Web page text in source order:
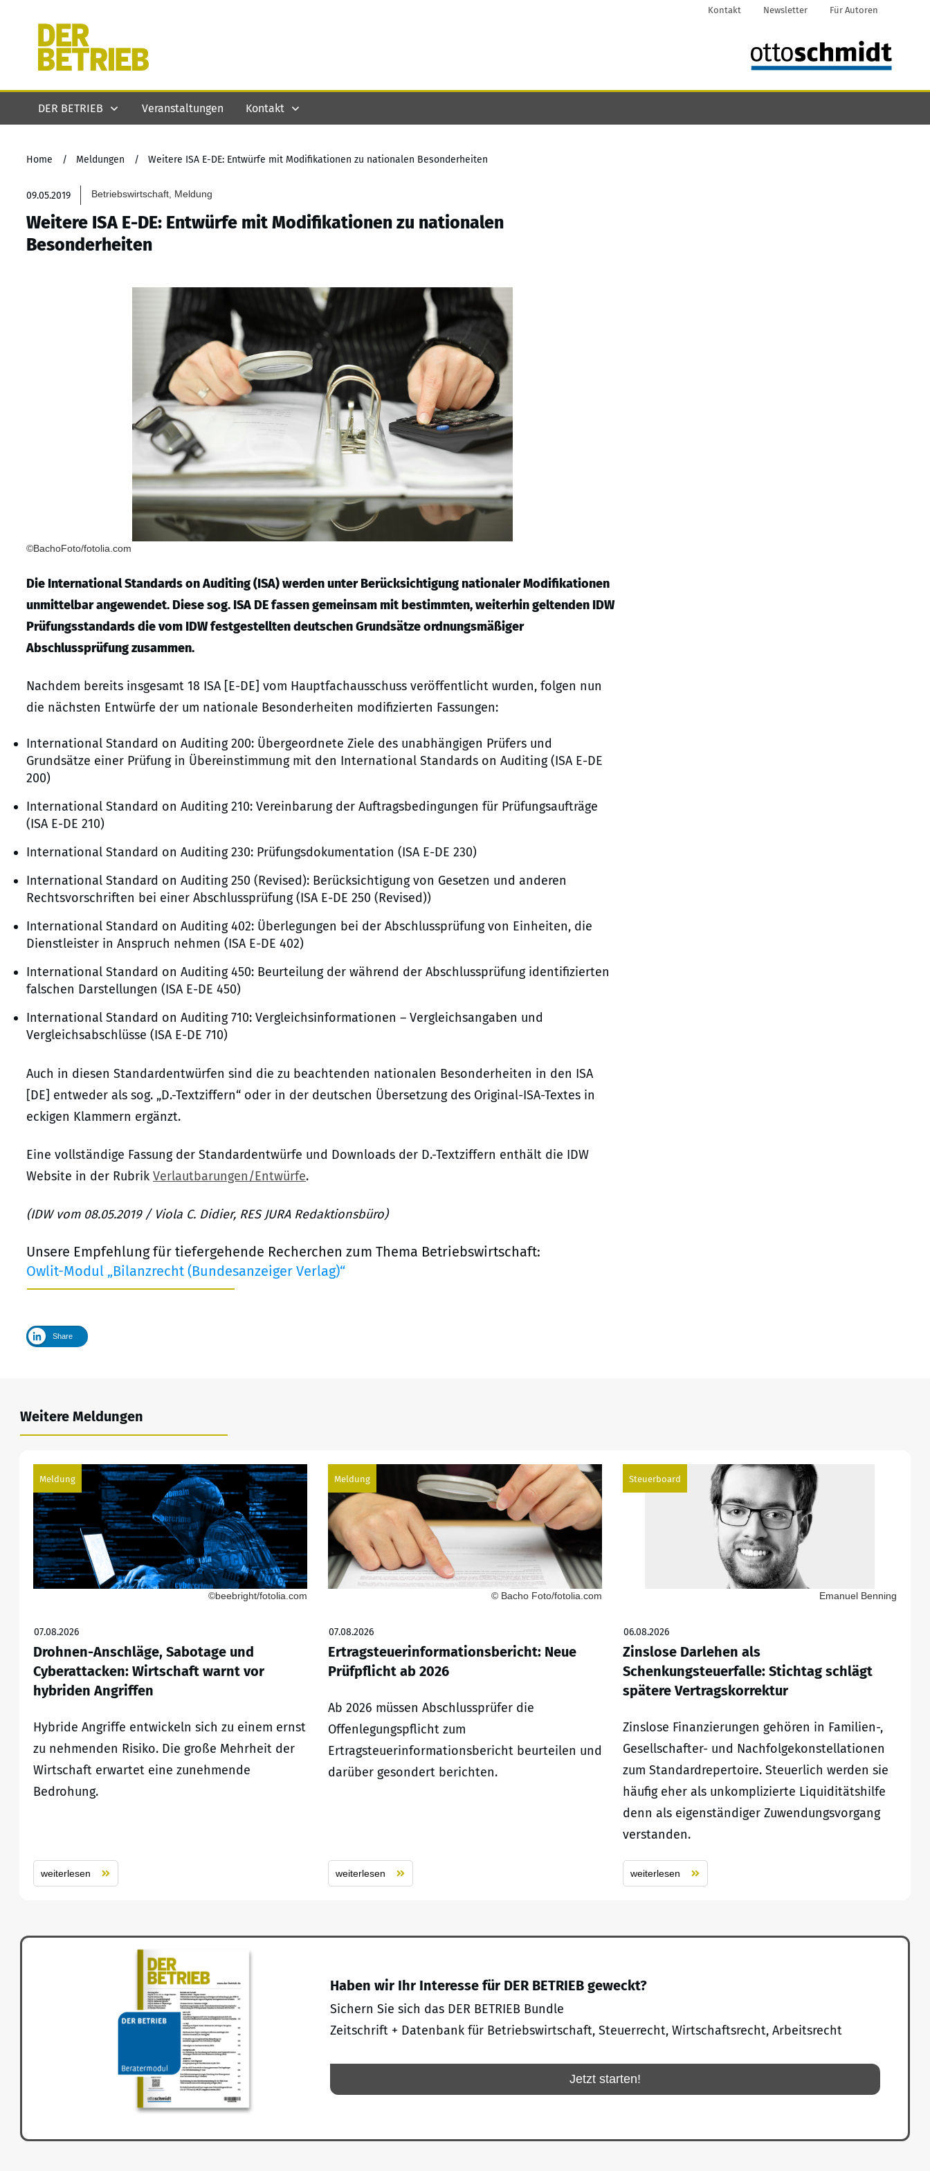
Kontakt Newsletter Für Autoren
DER BETRIEB Veranstaltungen Kontakt
Home / Meldungen / Weitere ISA E-DE: Entwürfe mit Modifikationen zu nationalen Besonderheiten
09.05.2019 Betriebswirtschaft, Meldung
Weitere ISA E-DE: Entwürfe mit Modifikationen zu nationalen
Besonderheiten
©BachoFoto/fotolia.com
Die International Standards on Auditing (ISA) werden unter Berücksichtigung nationaler Modifikationen
unmittelbar angewendet. Diese sog. ISA DE fassen gemeinsam mit bestimmten, weiterhin geltenden IDW
Prüfungsstandards die vom IDW festgestellten deutschen Grundsätze ordnungsmäßiger
Abschlussprüfung zusammen.
Nachdem bereits insgesamt 18 ISA [E-DE] vom Hauptfachausschuss veröffentlicht wurden, folgen nun
die nächsten Entwürfe der um nationale Besonderheiten modifizierten Fassungen:
International Standard on Auditing 200: Übergeordnete Ziele des unabhängigen Prüfers und
Grundsätze einer Prüfung in Übereinstimmung mit den International Standards on Auditing (ISA E-DE
200)
International Standard on Auditing 210: Vereinbarung der Auftragsbedingungen für Prüfungsaufträge
(ISA E-DE 210)
International Standard on Auditing 230: Prüfungsdokumentation (ISA E-DE 230)
International Standard on Auditing 250 (Revised): Berücksichtigung von Gesetzen und anderen
Rechtsvorschriften bei einer Abschlussprüfung (ISA E-DE 250 (Revised))
International Standard on Auditing 402: Überlegungen bei der Abschlussprüfung von Einheiten, die
Dienstleister in Anspruch nehmen (ISA E-DE 402)
International Standard on Auditing 450: Beurteilung der während der Abschlussprüfung identifizierten
falschen Darstellungen (ISA E-DE 450)
International Standard on Auditing 710: Vergleichsinformationen – Vergleichsangaben und
Vergleichsabschlüsse (ISA E-DE 710)
Auch in diesen Standardentwürfen sind die zu beachtenden nationalen Besonderheiten in den ISA
[DE] entweder als sog. „D.-Textziffern“ oder in der deutschen Übersetzung des Original-ISA-Textes in
eckigen Klammern ergänzt.
Eine vollständige Fassung der Standardentwürfe und Downloads der D.-Textziffern enthält die IDW
Website in der Rubrik Verlautbarungen/Entwürfe.
(IDW vom 08.05.2019 / Viola C. Didier, RES JURA Redaktionsbüro)
Unsere Empfehlung für tiefergehende Recherchen zum Thema Betriebswirtschaft:
Owlit-Modul „Bilanzrecht (Bundesanzeiger Verlag)“
Share
Weitere Meldungen
Meldung
©beebright/fotolia.com
07.08.2026
Drohnen-Anschläge, Sabotage und
Cyberattacken: Wirtschaft warnt vor
hybriden Angriffen
Hybride Angriffe entwickeln sich zu einem ernst
zu nehmenden Risiko. Die große Mehrheit der
Wirtschaft erwartet eine zunehmende
Bedrohung.
weiterlesen
Meldung
© Bacho Foto/fotolia.com
07.08.2026
Ertragsteuerinformationsbericht: Neue
Prüfpflicht ab 2026
Ab 2026 müssen Abschlussprüfer die
Offenlegungspflicht zum
Ertragsteuerinformationsbericht beurteilen und
darüber gesondert berichten.
weiterlesen
Steuerboard
Emanuel Benning
06.08.2026
Zinslose Darlehen als
Schenkungsteuerfalle: Stichtag schlägt
spätere Vertragskorrektur
Zinslose Finanzierungen gehören in Familien-,
Gesellschafter- und Nachfolgekonstellationen
zum Standardrepertoire. Steuerlich werden sie
häufig eher als unkomplizierte Liquiditätshilfe
denn als eigenständiger Zuwendungsvorgang
verstanden.
weiterlesen
Haben wir Ihr Interesse für DER BETRIEB geweckt?
Sichern Sie sich das DER BETRIEB Bundle
Zeitschrift + Datenbank für Betriebswirtschaft, Steuerrecht, Wirtschaftsrecht, Arbeitsrecht
Jetzt starten!